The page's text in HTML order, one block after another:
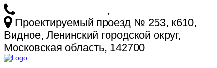
,
Проектируемый проезд № 253, к610,
Видное, Ленинский городской округ,
Московская область, 142700